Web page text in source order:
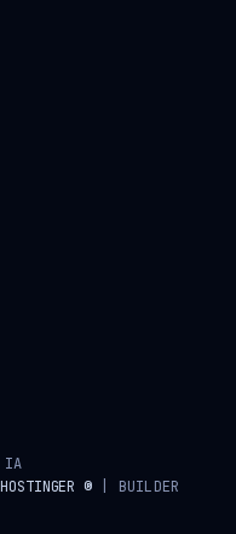
IA
HOSTINGER ®| BUILDER